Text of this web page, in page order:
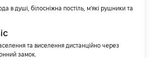
в душі, білосніжна постіль, м'які рушники та
та виселення дистанційно через
замок.